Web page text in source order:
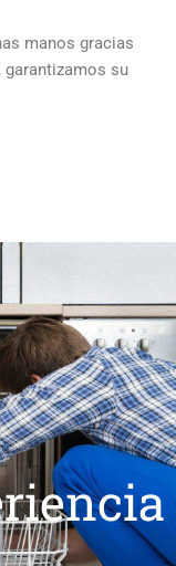
manos gracias
garantizamos su